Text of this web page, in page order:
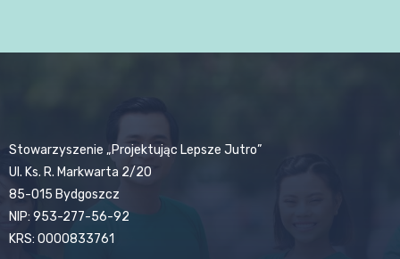
Stowarzyszenie „Projektując Lepsze Jutro”
Ul. Ks. R. Markwarta 2/20
85-015 Bydgoszcz
NIP: 953-277-56-92
KRS: 0000833761